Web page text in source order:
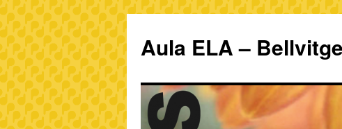
Aula ELA –